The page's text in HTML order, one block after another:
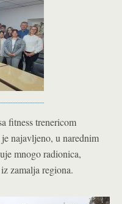
fitness trenericom
najavljeno, u narednim
mnogo radionica,
zamalja regiona.